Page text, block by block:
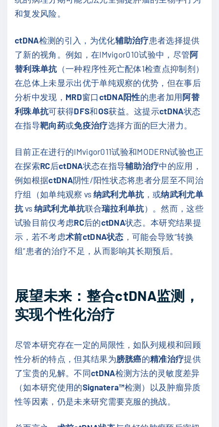
和复发风险。
ctDNA检测的引入，为优化辅助治疗患者选择提供
了新的视角。例如，在IMvigor010试验中，尽管阿
替利珠单抗 （一种程序性死亡配体1检查点抑制剂）
在总体上未显示出优于单纯观察的优势，但在事后
分析中发现， MRD窗口 ctDNA阳性的患者加用阿替
利珠单抗可获得DFS和OS获益。这提示ctDNA状态
在指导靶向药或免疫治疗选择方面的巨大潜力。
目前正在进行的IMvigor011试验和MODERN试验也正
在探索RC后ctDNA状态在指导辅助治疗中的应用，
例如根据ctDNA阴性/阳性状态将患者分层至不同治
疗组（如单纯观察 vs 纳武利尤单抗，或纳武利尤单
抗vs 纳武利尤单抗联合瑞拉利单抗）。然而，这些
试验目前仅考虑RC后的ctDNA状态。本研究结果提
示，若不考虑术前ctDNA状态 ，可能会导致“转换
组”患者的治疗不足，从而影响其长期预后。
展望未来：整合ctDNA监测，
实现个性化治疗
尽管本研究存在一定的局限性，如队列规模和回顾
性分析的特点，但其结果为膀胱癌的精准治疗提供
了宝贵的见解。不同ctDNA检测方法的灵敏度差异
（如本研究使用的Signatera™检测）以及肿瘤异质
性等因素，仍是未来研究需要克服的挑战。